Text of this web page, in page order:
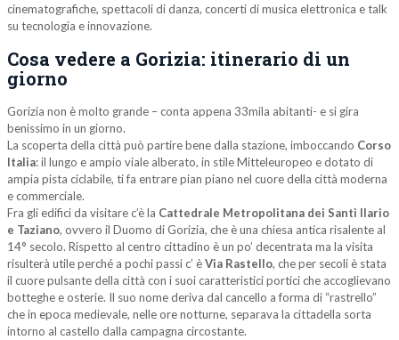
cinematografiche, spettacoli di danza, concerti di musica elettronica e talk
su tecnologia e innovazione.
Cosa vedere a Gorizia: itinerario di un
giorno
Gorizia non è molto grande – conta appena 33mila abitanti- e si gira
benissimo in un giorno.
La scoperta della città può partire bene dalla stazione, imboccando Corso
Italia: il lungo e ampio viale alberato, in stile Mitteleuropeo e dotato di
ampia pista ciclabile, ti fa entrare pian piano nel cuore della città moderna
e commerciale.
Fra gli edifici da visitare c’è la Cattedrale Metropolitana dei Santi Ilario
e Taziano, ovvero il Duomo di Gorizia, che è una chiesa antica risalente al
14° secolo. Rispetto al centro cittadino è un po’ decentrata ma la visita
risulterà utile perché a pochi passi c’ èVia Rastello, che per secoli è stata
il cuore pulsante della città con i suoi caratteristici portici che accoglievano
botteghe e osterie. Il suo nome deriva dal cancello a forma di “rastrello”
che in epoca medievale, nelle ore notturne, separava la cittadella sorta
intorno al castello dalla campagna circostante.